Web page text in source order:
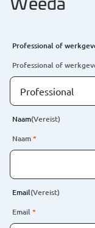
Professional of
Professional of
Naam(Vereist)
Naam*
Email(Vereist)
Email*